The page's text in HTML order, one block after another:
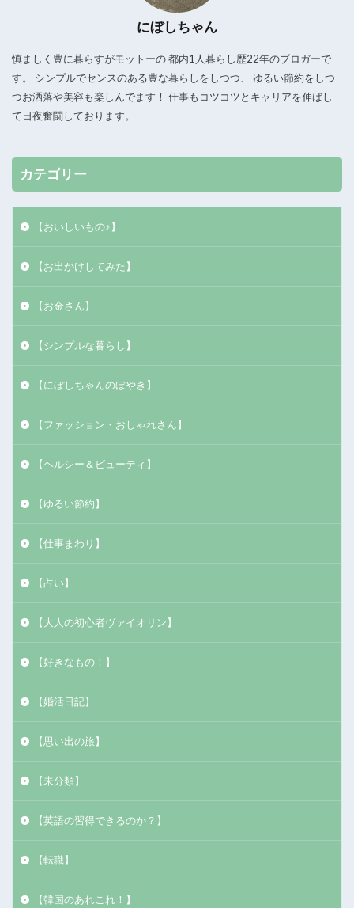
にぼしちゃん
慎ましく豊に暮らすがモットーの 都内1人暮らし歴22年のブロガーで
す。 シンプルでセンスのある豊な暮らしをしつつ、 ゆるい節約をしつ
つお洒落や美容も楽しんでます！ 仕事もコツコツとキャリアを伸ばし
て日夜奮闘しております。
カテゴリー
【おいしいもの♪】
【お出かけしてみた】
【お金さん】
【シンプルな暮らし】
【にぼしちゃんのぼやき】
【ファッション・おしゃれさん】
【ヘルシー＆ビューティ】
【ゆるい節約】
【仕事まわり】
【占い】
【大人の初心者ヴァイオリン】
【好きなもの！】
【婚活日記】
【思い出の旅】
【未分類】
【英語の習得できるのか？】
【転職】
【韓国のあれこれ！】